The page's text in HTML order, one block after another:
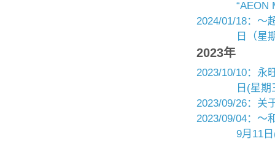
“AEON
2024/01/18：～
日（星
2023年
2023/10/10：永
日(星
2023/09/26：关
2023/09/04：〜
9月11